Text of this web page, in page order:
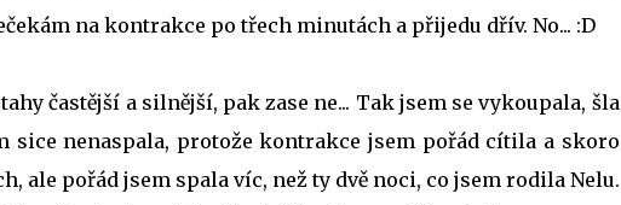
na kontrakce po třech minutách a přijedu dřív. No... :D
častější a silnější, pak zase ne... Tak jsem se vykoupala, šla
sice nenaspala, protože kontrakce jsem pořád cítila a skoro
ale pořád jsem spala víc, než ty dvě noci, co jsem rodila Nelu.